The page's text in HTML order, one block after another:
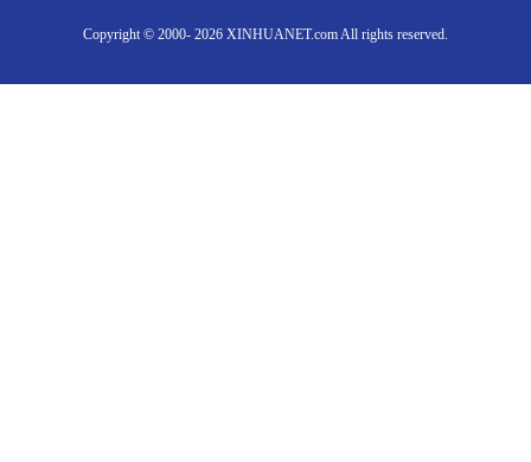
Copyright © 2000- 2026 XINHUANET.com All rights reserved.